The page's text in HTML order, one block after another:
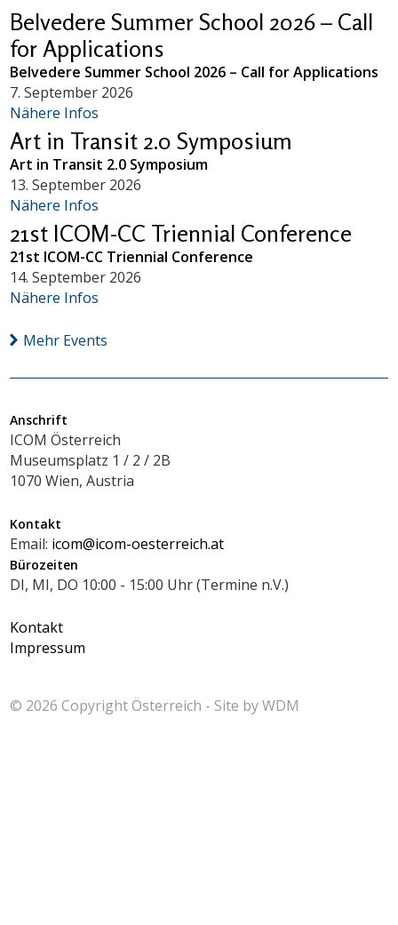
Belvedere Summer School 2026 – Call
for Applications
Belvedere Summer School 2026 – Call for Applications
7. September 2026
Nähere Infos
Art in Transit 2.0 Symposium
Art in Transit 2.0 Symposium
13. September 2026
Nähere Infos
21st ICOM-CC Triennial Conference
21st ICOM-CC Triennial Conference
14. September 2026
Nähere Infos
Mehr Events
Anschrift
ICOM Österreich
Museumsplatz 1 / 2 / 2B
1070 Wien, Austria
Kontakt
Email: icom@icom-oesterreich.at
Bürozeiten
DI, MI, DO 10:00 - 15:00 Uhr (Termine n.V.)
Kontakt
Impressum
© 2026 CopyrightÖsterreich - Site byWDM